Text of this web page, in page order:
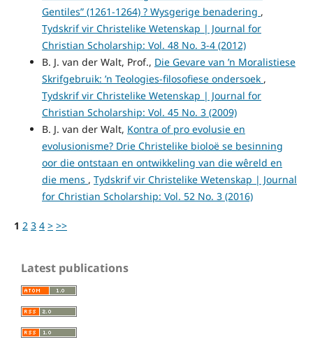
Gentiles” (1261-1264) ? Wysgerige benadering ,
Tydskrif vir Christelike Wetenskap | Journal for
Christian Scholarship: Vol. 48 No. 3-4 (2012)
B. J. van der Walt, Prof., Die Gevare van ’n Moralistiese
Skrifgebruik: ’n Teologies-filosofiese ondersoek ,
Tydskrif vir Christelike Wetenskap | Journal for
Christian Scholarship: Vol. 45 No. 3 (2009)
B. J. van der Walt, Kontra of pro evolusie en
evolusionisme? Drie Christelike bioloë se besinning
oor die ontstaan en ontwikkeling van die wêreld en
die mens , Tydskrif vir Christelike Wetenskap | Journal
for Christian Scholarship: Vol. 52 No. 3 (2016)
1 2 3 4 > >>
Latest publications